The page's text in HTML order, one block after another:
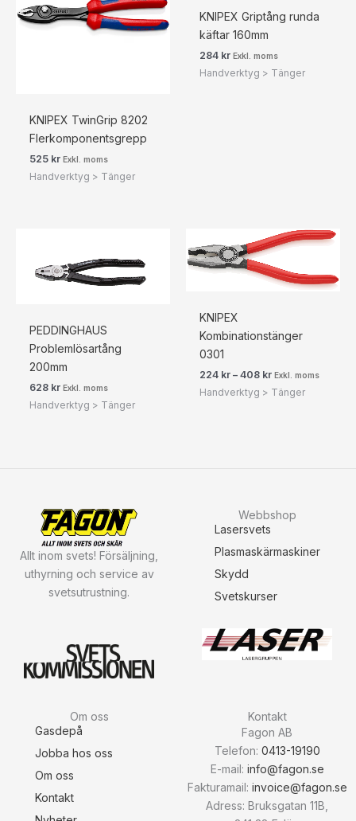
KNIPEX TwinGrip 8202
Flerkomponentsgrepp
525 kr Exkl. moms
Handverktyg > Tänger
KNIPEX Griptång runda
käftar 160mm
284 kr Exkl. moms
Handverktyg > Tänger
PEDDINGHAUS
Problemlösartång
200mm
628 kr Exkl. moms
Handverktyg > Tänger
KNIPEX
Kombinationstänger
0301
224 kr – 408 kr
Prisintervall:
224 kr280 kr
408 kr510 kr
Exkl. moms
Handverktyg > Tänger
Allt inom svets! Försäljning,
uthyrning och service av
svetsutrustning.
Webbshop
Lasersvets
Plasmaskärmaskiner
Skydd
Svetskurser
Om oss
Gasdepå
Jobba hos oss
Om oss
Kontakt
Kontakt
Fagon AB
Telefon: 0413-19190
E-mail: info@fagon.se
Fakturamail: invoice@fagon.se
Adress: Bruksgatan 11B,